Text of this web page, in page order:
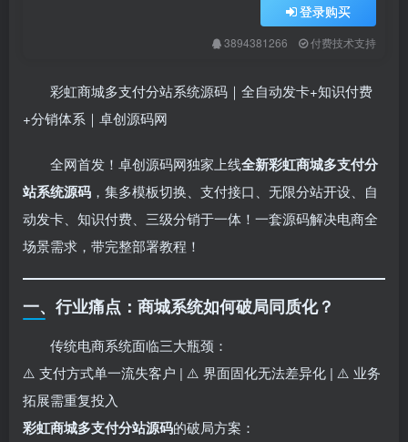
登录购买
3894381266 付费技术支持
彩虹商城多支付分站系统源码｜全自动发卡+知识付费
+分销体系｜卓创源码网
全网首发！卓创源码网独家上线全新彩虹商城多支付分
站系统源码 ，集多模板切换、支付接口、无限分站开设、自
动发卡、知识付费、三级分销于一体！一套源码解决电商全
场景需求，带完整部署教程！
一、行业痛点：商城系统如何破局同质化？
传统电商系统面临三大瓶颈：
⚠️ 支付方式单一流失客户 | ⚠️ 界面固化无法差异化 | ⚠️ 业务
拓展需重复投入
彩虹商城多支付分站源码的破局方案：